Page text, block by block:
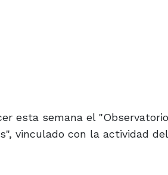
esta semana el "Observatorio
vinculado con la actividad